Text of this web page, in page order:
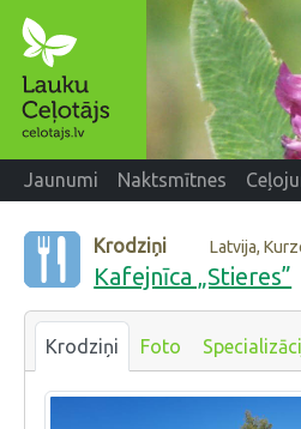
Jaunumi Naktsmītnes
Krodziņi Latvija,
Kafejnīca „Stieres”
Krodziņi Foto